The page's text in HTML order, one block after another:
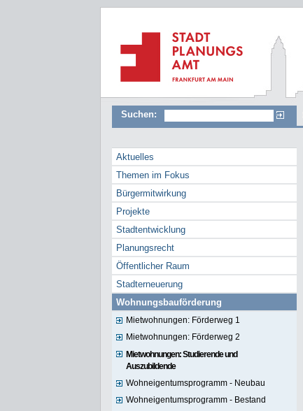
Suchen:
Aktuelles
Themen im Fokus
Bürgermitwirkung
Projekte
Stadtentwicklung
Planungsrecht
Öffentlicher Raum
Stadterneuerung
Wohnungsbauförderung
Mietwohnungen: Förderweg 1
Mietwohnungen: Förderweg 2
Mietwohnungen: Studierende und
Auszubildende
Wohneigentumsprogramm - Neubau
Wohneigentumsprogramm - Bestand